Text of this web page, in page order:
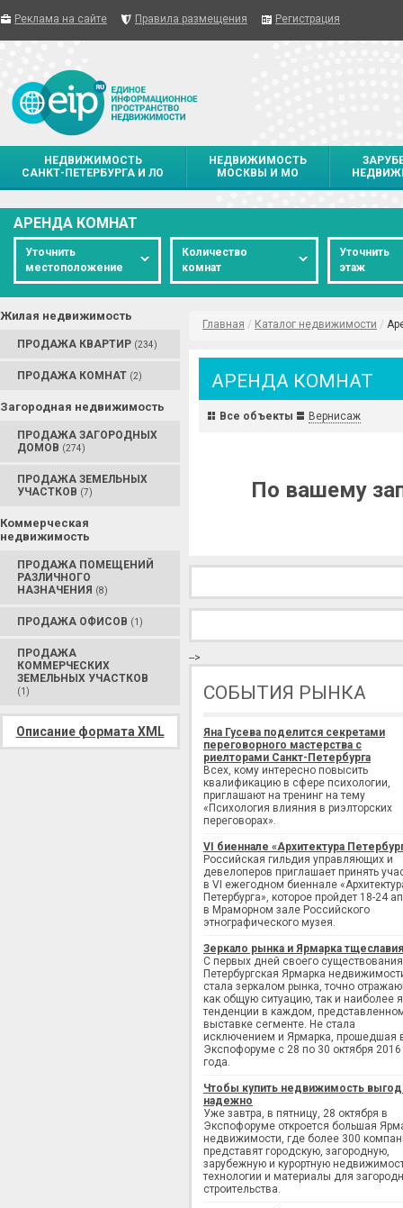
Реклама на сайте Правила размещения Регистрация
НЕДВИЖИМОСТЬ
САНКТ-ПЕТЕРБУРГА И ЛО
НЕДВИЖИМОСТЬ
МОСКВЫ И МО
АРЕНДА КОМНАТ
Уточнить
местоположение
Количество
комнат
Уточнить
этаж
Жилая недвижимость
ПРОДАЖА КВАРТИР (234)
ПРОДАЖА КОМНАТ (2)
Загородная недвижимость
ПРОДАЖА ЗАГОРОДНЫХ
ДОМОВ (274)
ПРОДАЖА ЗЕМЕЛЬНЫХ
УЧАСТКОВ (7)
Коммерческая
недвижимость
ПРОДАЖА ПОМЕЩЕНИЙ
РАЗЛИЧНОГО
НАЗНАЧЕНИЯ (8)
ПРОДАЖА ОФИСОВ (1)
ПРОДАЖА
КОММЕРЧЕСКИХ
ЗЕМЕЛЬНЫХ УЧАСТКОВ
(1)
Описание формата XML
Главная / Каталог недвижимости /
АРЕНДА КОМНАТ
Все объекты Вернисаж
По вашему
-->
СОБЫТИЯ РЫНКА
Яна Гусева поделится секретами
переговорного мастерства с
риелторами Санкт-Петербурга
Всех, кому интересно повысить
квалификацию в сфере психологии,
приглашают на тренинг на тему
«Психология влияния в риэлторских
переговорах».
VI биеннале «Архитектура
Российская гильдия управляющих и
девелоперов приглашает принять
в VI ежегодном биеннале
Петербурга», которое пройдет 18-24
в Мраморном зале Российского
этнографического музея.
Зеркало рынка и Ярмарка тщеславия
С первых дней своего существования
Петербургская Ярмарка
стала зеркалом рынка, точно
как общую ситуацию, так и наиболее
тенденции в каждом,
выставке сегменте. Не стала
исключением и Ярмарка, прошедшая
Экспофоруме с 28 по 30 октября 2016
года.
Чтобы купить недвижимость
надежно
Уже завтра, в пятницу, 28 октября в
Экспофоруме откроется большая
недвижимости, где более 300
представят городскую, загородную,
зарубежную и курортную
технологии и материалы для
строительства.